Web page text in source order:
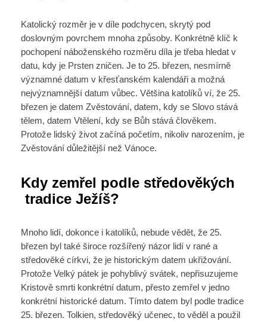
Katolický rozměr je v díle podchycen, skrytý pod
doslovným povrchem mnoha způsoby. Konkrétně klíč k
pochopení náboženského rozměru díla je třeba hledat v
datu, kdy je Prsten zničen. Je to 25. březen, nesmírně
významné datum v křesťanském kalendáři a možná
nejvýznamnější datum vůbec. Většina katolíků ví, že 25.
březen je datem Zvěstování, datem, kdy se Slovo stává
tělem, datem Vtělení, kdy se Bůh stává člověkem.
Protože lidský život začíná početím, nikoliv narozením, je
Zvěstování důležitější než Vánoce.
Kdy zemřel podle středověkých
tradice Ježíš?
Mnoho lidí, dokonce i katolíků, nebude vědět, že 25.
březen byl také široce rozšířený názor lidí v rané a
středověké církvi, že je historickým datem ukřižování.
Protože Velký pátek je pohyblivý svátek, nepřisuzujeme
Kristově smrti konkrétní datum, přesto zemřel v jedno
konkrétní historické datum. Tímto datem byl podle tradice
25. březen. Tolkien, středověký učenec, to věděl a použil